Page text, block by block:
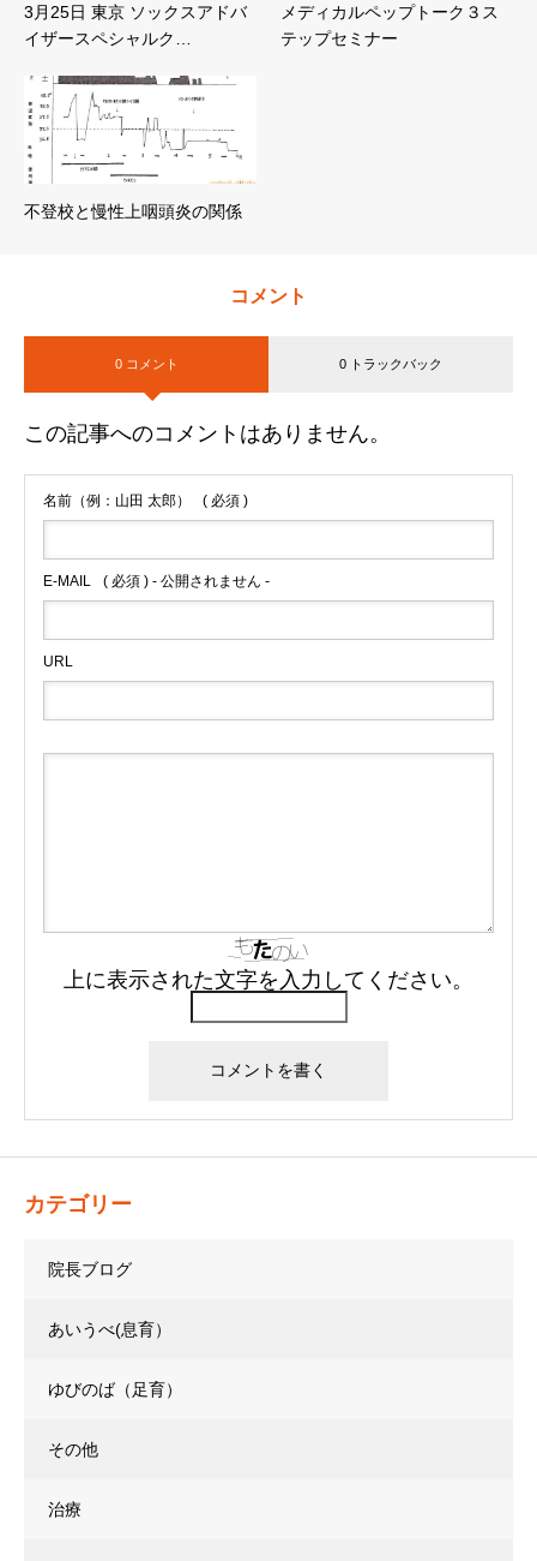
3月25日 東京 ソックスアドバ
イザースペシャルク…
メディカルペップトーク３ス
テップセミナー
不登校と慢性上咽頭炎の関係
コメント
0 コメント 0 トラックバック
この記事へのコメントはありません。
名前（例：山田 太郎） ( 必須 )
E-MAIL ( 必須 ) - 公開されません -
URL
上に表示された文字を入力してください。
カテゴリー
院長ブログ
あいうべ(息育）
ゆびのば（足育）
その他
治療